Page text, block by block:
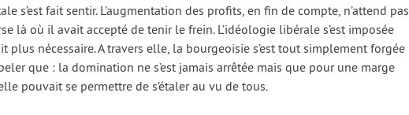
s’est fait sen­tir. L’augmentation des pro­fits, en fin de compte, n’attend pas
là où il avait accep­té de tenir le frein. L’idéologie libé­rale s’est impo­sée
plus néces­saire. A tra­vers elle, la bour­geoi­sie s’est tout sim­ple­ment for­gée
que : la domi­na­tion ne s’est jamais arrê­tée mais que pour une marge
pou­vait se per­mettre de s’é­ta­ler au vu de tous.